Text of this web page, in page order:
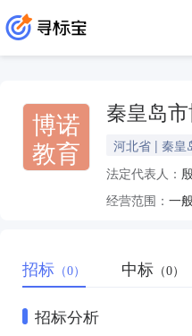
博诺
教育
秦皇岛
河北省 | 秦皇
法定代表人：
经营范围：
招标 （0） 中标 （0）
招标分析